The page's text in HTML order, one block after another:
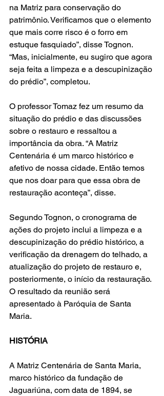
na Matriz para conservação do
patrimônio. Verificamos que o elemento
que mais corre risco é o forro em
estuque fasquiado”, disse Tognon.
“Mas, inicialmente, eu sugiro que agora
seja feita a limpeza e a descupinização
do prédio”, completou.
O professor Tomaz fez um resumo da
situação do prédio e das discussões
sobre o restauro e ressaltou a
importância da obra. “A Matriz
Centenária é um marco histórico e
afetivo de nossa cidade. Então temos
que nos doar para que essa obra de
restauração aconteça”, disse.
Segundo Tognon, o cronograma de
ações do projeto inclui a limpeza e a
descupinização do prédio histórico, a
verificação da drenagem do telhado, a
atualização do projeto de restauro e,
posteriormente, o início da restauração.
O resultado da reunião será
apresentado à Paróquia de Santa
Maria.
HISTÓRIA
A Matriz Centenária de Santa Maria,
marco histórico da fundação de
Jaguariúna, com data de 1894, se